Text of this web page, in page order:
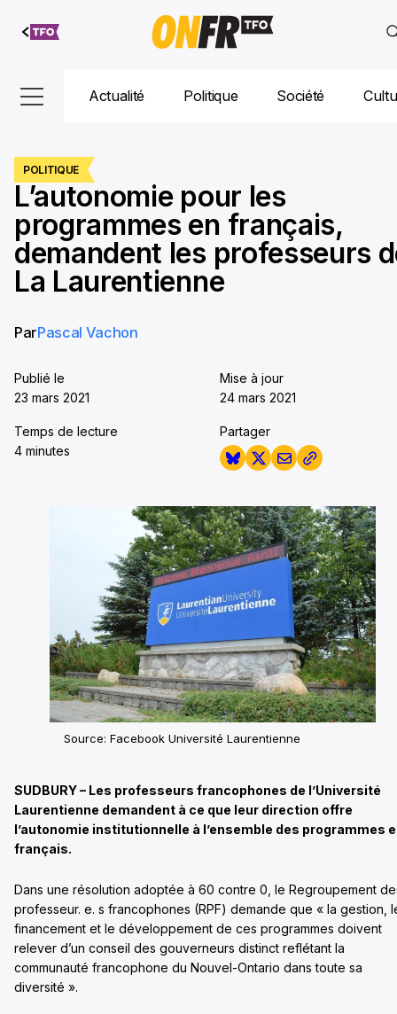
Aller au
contenu
Actualité Politique Société
POLITIQUE
L’autonomie pour les
programmes en français,
demandent les professeurs
La Laurentienne
ParPascal Vachon
Publié le
23 mars 2021
Mise à jour
24 mars 2021
Temps de lecture
4 minutes
Partager
Source: Facebook Université Laurentienne
SUDBURY – Les professeurs francophones de l’Université
Laurentienne demandent à ce que leur direction offre
l’autonomie institutionnelle à l’ensemble des programmes
français.
Dans une résolution adoptée à 60 contre 0, le Regroupement
professeur. e. s francophones (RPF) demande que « la gestion,
financement et le développement de ces programmes doivent
relever d’un conseil des gouverneurs distinct reflétant la
communauté francophone du Nouvel-Ontario dans toute sa
diversité ».